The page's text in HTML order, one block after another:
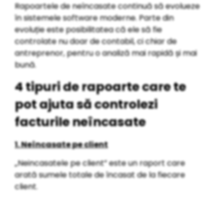
Rapoartele de neîncasate continuă să evolueze
în sistemele software moderne. Parte din
evoluție este posibilitatea că ele să fie
controlate nu doar de contabil, ci chiar de
antreprenor, pentru o analiză mai rapidă și mai
bună.
4 tipuri de rapoarte care te
pot ajuta să controlezi
facturile neîncasate
1. Neîncasate pe client
„Neincasatele pe client” este un raport care
arată sumele totale de încasat de la fiecare
client.